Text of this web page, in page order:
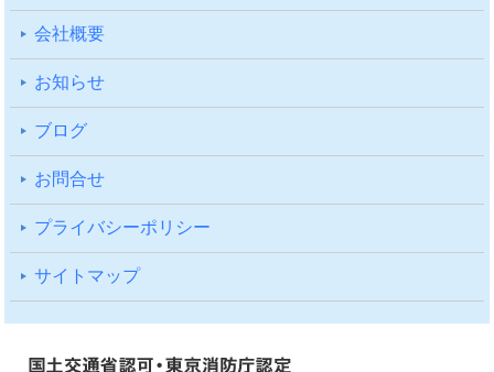
会社概要
お知らせ
ブログ
お問合せ
プライバシーポリシー
サイトマップ